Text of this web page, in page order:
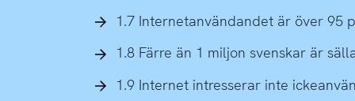
1.7 Internetanvändandet är över 95
1.8 Färre än 1 miljon svenskar är
1.9 Internet intresserar inte